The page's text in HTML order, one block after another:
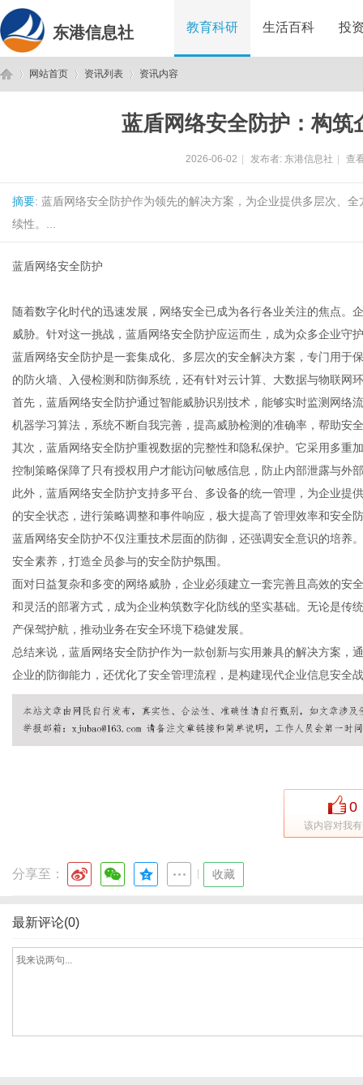
东港信息社 教育科研 生活百科 投
网站首页 资讯列表 资讯内容
蓝盾网络安全防护：构筑
2026-06-02 发布者: 东港信息社 查
摘要: 蓝盾网络安全防护作为领先的解决方案，为企业提供多层次、
续性。...
蓝盾网络安全防护
随着数字化时代的迅速发展，网络安全已成为各行各业关注的焦点。
威胁。针对这一挑战，蓝盾网络安全防护应运而生，成为众多企业守
蓝盾网络安全防护是一套集成化、多层次的安全解决方案，专门用于
的防火墙、入侵检测和防御系统，还有针对云计算、大数据与物联网
首先，蓝盾网络安全防护通过智能威胁识别技术，能够实时监测网络
机器学习算法，系统不断自我完善，提高威胁检测的准确率，帮助安
其次，蓝盾网络安全防护重视数据的完整性和隐私保护。它采用多重
控制策略保障了只有授权用户才能访问敏感信息，防止内部泄露与外
此外，蓝盾网络安全防护支持多平台、多设备的统一管理，为企业提
的安全状态，进行策略调整和事件响应，极大提高了管理效率和安全
蓝盾网络安全防护不仅注重技术层面的防御，还强调安全意识的培养
安全素养，打造全员参与的安全防护氛围。
面对日益复杂和多变的网络威胁，企业必须建立一套完善且高效的安
和灵活的部署方式，成为企业构筑数字化防线的坚实基础。无论是传
产保驾护航，推动业务在安全环境下稳健发展。
总结来说，蓝盾网络安全防护作为一款创新与实用兼具的解决方案，
企业的防御能力，还优化了安全管理流程，是构建现代企业信息安全
0
该内容对我
分享至： 收藏
最新评论(0)